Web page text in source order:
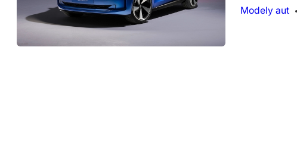
Modely aut